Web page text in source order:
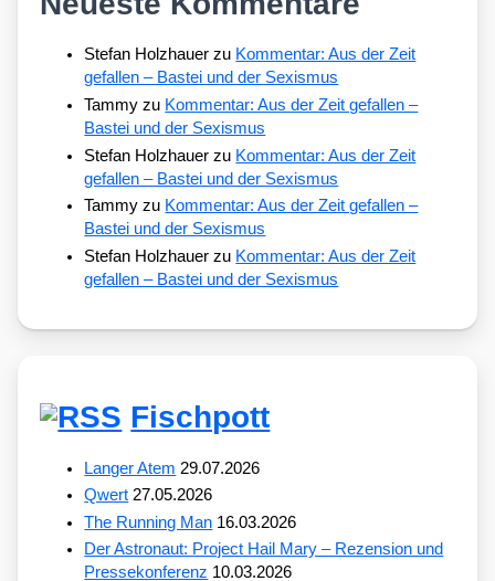
Stefan Holzhauer zu Kommentar: Aus der Zeit
gefallen – Bastei und der Sexismus
Tammy zu Kommentar: Aus der Zeit gefallen –
Bastei und der Sexismus
Stefan Holzhauer zu Kommentar: Aus der Zeit
gefallen – Bastei und der Sexismus
Tammy zu Kommentar: Aus der Zeit gefallen –
Bastei und der Sexismus
Stefan Holzhauer zu Kommentar: Aus der Zeit
gefallen – Bastei und der Sexismus
Fischpott
Langer Atem 29.07.2026
Qwert 27.05.2026
The Running Man 16.03.2026
Der Astronaut: Project Hail Mary – Rezension und
Pressekonferenz 10.03.2026